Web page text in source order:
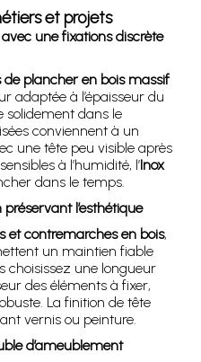
et projets
une fixations discrète
de plancher en bois massif
adaptée à l’épaisseur du
solidement dans le
conviennent à un
une tête peu visible après
à l’humidité, l’Inox
dans le temps.
l’esthétique
et contremarches en bois,
un maintien fiable
choisissez une longueur
des éléments à fixer,
La finition de tête
vernis ou peinture.
d’ameublement